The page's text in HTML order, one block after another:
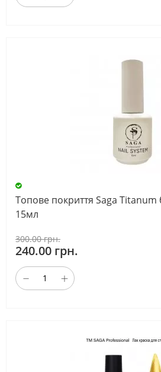
Топове покриття Saga
15мл
300.00 грн.
240.00 грн.